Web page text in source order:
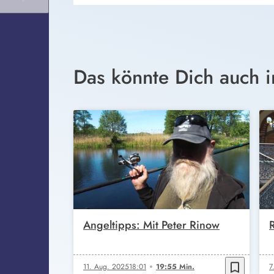
Das könnte Dich auch
Angeltipps: Mit Peter Rinow
11. Aug. 202518:01 19:55 Min. bookmark_border